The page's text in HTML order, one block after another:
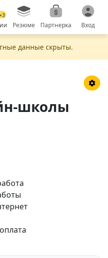
Резюме Партнерка Вход
данные скрыты.
школы